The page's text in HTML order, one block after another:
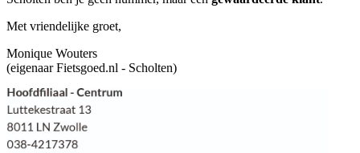
Met vriendelijke groet,
Monique Wouters
(eigenaar Fietsgoed.nl - Scholten)